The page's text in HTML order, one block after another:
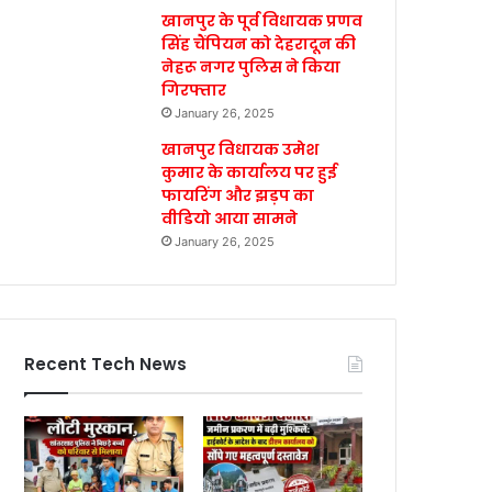
खानपुर के पूर्व विधायक प्रणव
सिंह चैंपियन को देहरादून की
नेहरू नगर पुलिस ने किया
गिरफ्तार
January 26, 2025
खानपुर विधायक उमेश
कुमार के कार्यालय पर हुई
फायरिंग और झड़प का
वीडियो आया सामने
January 26, 2025
Recent Tech News